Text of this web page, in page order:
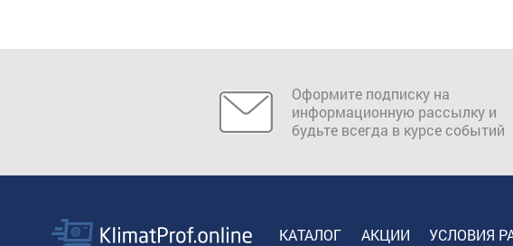
Оформите подписку на
информационную рассылку и
будьте всегда в курсе событий
КАТАЛОГ АКЦИИ УСЛОВИЯ